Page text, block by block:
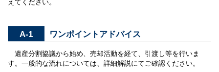
えてください。
A-1 ワンポイントアドバイス
遺産分割協議から始め、売却活動を経て、引渡し等を行いま
す。一般的な流れについては、詳細解説にてご確認ください。